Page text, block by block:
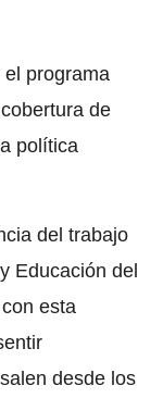
programa
de
política
del trabajo
Educación del
esta
desde los